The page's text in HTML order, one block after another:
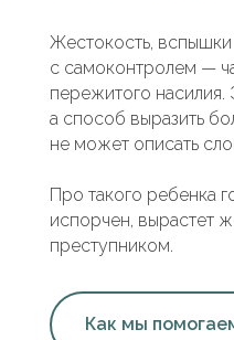
Жестокость,
с самоконтролем —
пережитого насилия.
а способ выразить
не может описать
Про такого ребенка
испорчен, вырастет
преступником.
Как мы